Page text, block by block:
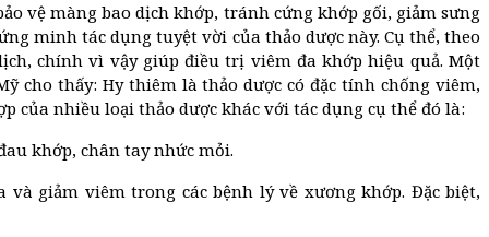
vệ màng bao dịch khớp, tránh cứng khớp gối, giảm sưng
minh tác dụng tuyệt vời của thảo dược này. Cụ thể, theo
chính vì vậy giúp điều trị viêm đa khớp hiệu quả. Một
cho thấy: Hy thiêm là thảo dược có đặc tính chống viêm,
của nhiều loại thảo dược khác với tác dụng cụ thể đó là:
khớp, chân tay nhức mỏi.
giảm viêm trong các bệnh lý về xương khớp. Đặc biệt,